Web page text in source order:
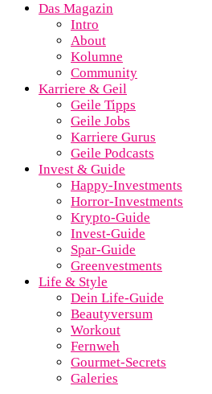
Das Magazin
Intro
About
Kolumne
Community
Karriere & Geil
Geile Tipps
Geile Jobs
Karriere Gurus
Geile Podcasts
Invest & Guide
Happy-Investments
Horror-Investments
Krypto-Guide
Invest-Guide
Spar-Guide
Greenvestments
Life & Style
Dein Life-Guide
Beautyversum
Workout
Fernweh
Gourmet-Secrets
Galeries